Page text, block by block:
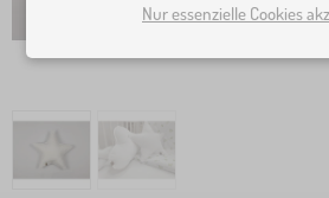
Nur essenzielle Cookies